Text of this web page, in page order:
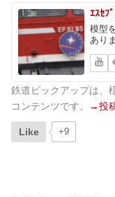
ｴｽｾﾌ
模型
あり
鉄道ピックアップは、
コンテンツです。
→投
Like +9